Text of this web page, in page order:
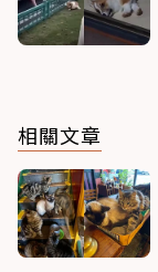
相關文章